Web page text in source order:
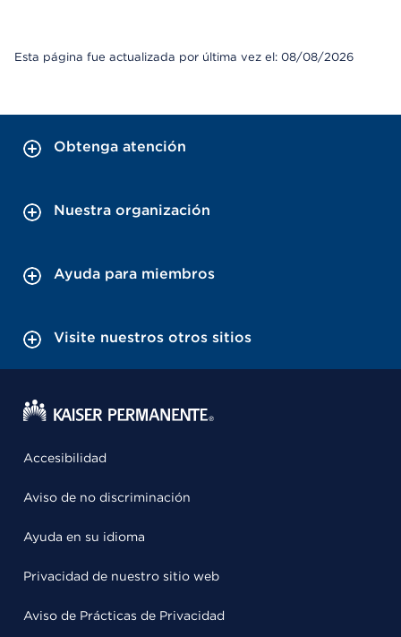
Esta página fue actualizada por última vez el: 08/08/2026
Obtenga atención
Nuestra organización
Ayuda para miembros
Visite nuestros otros sitios
Accesibilidad
Aviso de no discriminación
Ayuda en su idioma
Privacidad de nuestro sitio web
Aviso de Prácticas de Privacidad